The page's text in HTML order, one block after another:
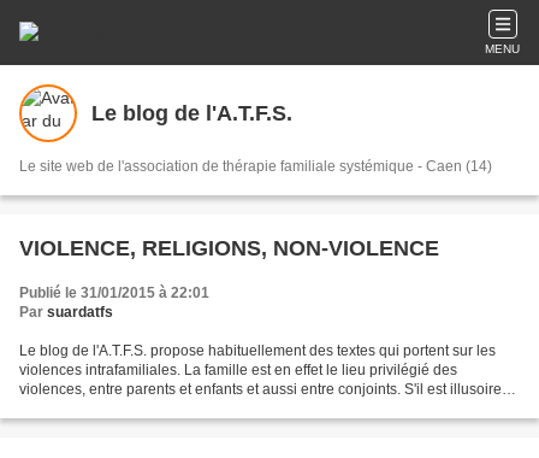
MENU
Le blog de l'A.T.F.S.
Le site web de l'association de thérapie familiale systémique - Caen (14)
VIOLENCE, RELIGIONS, NON-VIOLENCE
Publié le 31/01/2015 à 22:01
Par suardatfs
Le blog de l'A.T.F.S. propose habituellement des textes qui portent sur les
violences intrafamiliales. La famille est en effet le lieu privilégié des
violences, entre parents et enfants et aussi entre conjoints. S'il est illusoire